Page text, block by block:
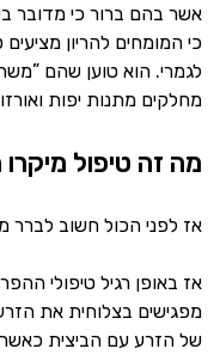
אשר בהם ברור כי מדובר
כי המומחים להריון
לגמרי. הוא טוען שהם
מחלקים מתנות יפות
מה זה טיפול מיקרו
אז לפני הכול חשוב לברר
אז באופן רגיל טיפולי
מפגישים בצלוחית את
של הזרע עם הביצית כאשר